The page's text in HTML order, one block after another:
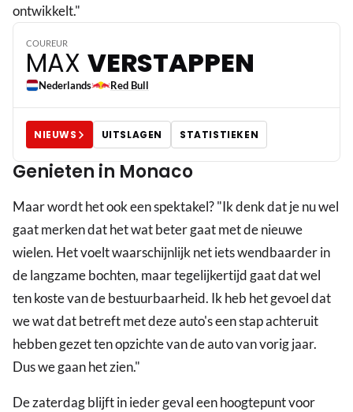
ontwikkelt."
COUREUR
MAX VERSTAPPEN
Nederlands Red Bull 3
NIEUWS UITSLAGEN STATISTIEKEN
Genieten in Monaco
Maar wordt het ook een spektakel? "Ik denk dat je nu wel
gaat merken dat het wat beter gaat met de nieuwe
wielen. Het voelt waarschijnlijk net iets wendbaarder in
de langzame bochten, maar tegelijkertijd gaat dat wel
ten koste van de bestuurbaarheid. Ik heb het gevoel dat
we wat dat betreft met deze auto's een stap achteruit
hebben gezet ten opzichte van de auto van vorig jaar.
Dus we gaan het zien."
De zaterdag blijft in ieder geval een hoogtepunt voor